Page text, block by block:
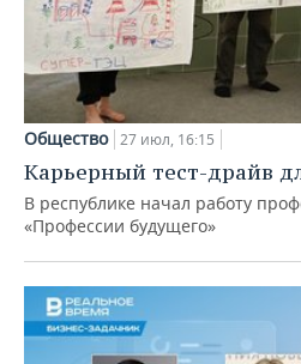
Общество 27 июл, 16:15
Карьерный тест-драйв
В республике начал работу
«Профессии будущего»